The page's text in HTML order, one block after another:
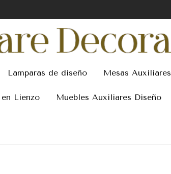
Lamparas de diseño Mesas Auxiliares
Lienzo Muebles Auxiliares Diseño